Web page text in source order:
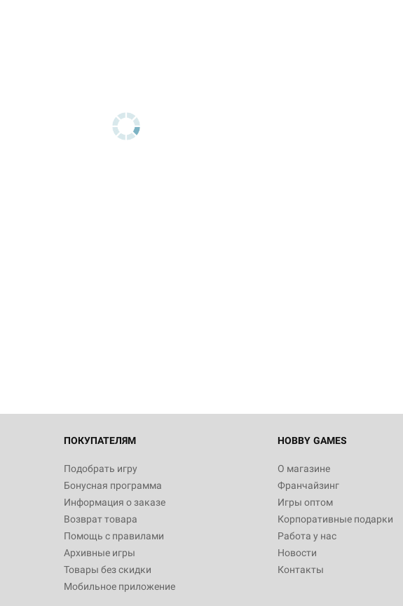
ПОКУПАТЕЛЯМ
Подобрать игру
Бонусная программа
Информация о заказе
Возврат товара
Помощь с правилами
Архивные игры
Товары без скидки
Мобильное приложение
HOBBY GAMES
О магазине
Франчайзинг
Игры оптом
Корпоративные подарки
Работа у нас
Новости
Контакты
Белая смерть
12 990
Настольная игра Hobby
3 490